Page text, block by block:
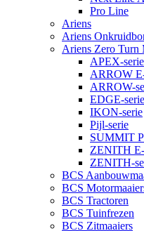
Pro Line
Ariens
Ariens
Ariens Zero Turn
APEX-serie
ARROW
ARROW-
EDGE-serie
IKON-serie
Pijl-serie
SUMMIT
ZENITH
ZENITH-
BCS
BCS
BCS Tractoren
BCS Tuinfrezen
BCS Zitmaaiers